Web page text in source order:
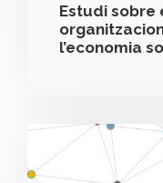
Estudi sobre
l’economia